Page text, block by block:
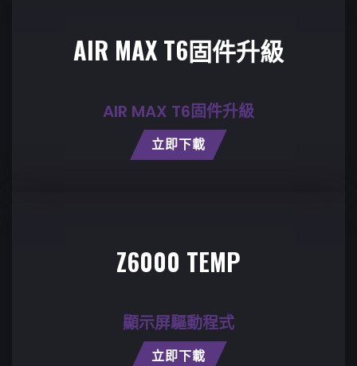
AIR MAX T6固件升級
AIR MAX T6固件升級
立即下載
Z6000 TEMP
顯示屏驅動程式
立即下載